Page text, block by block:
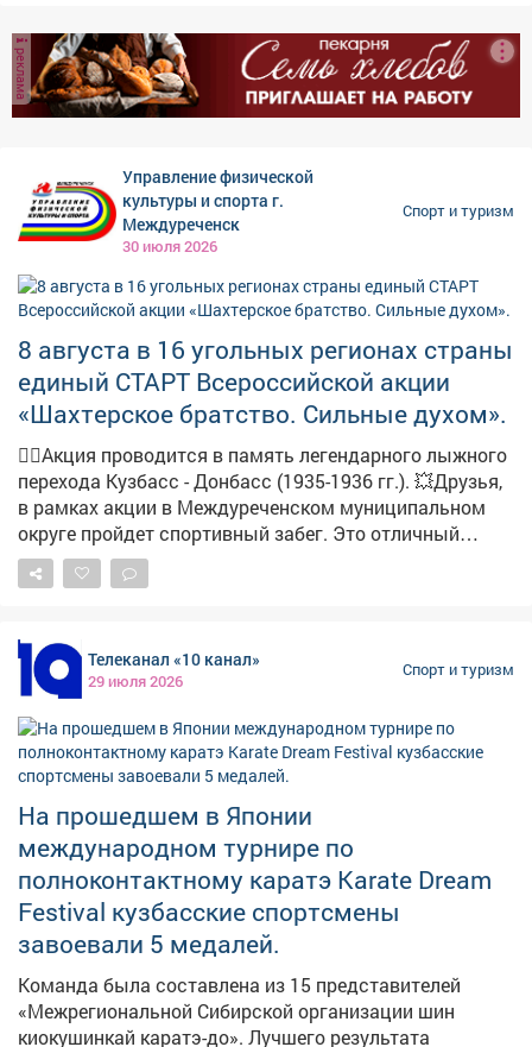
волейбол 🏅 Уголок «ГТО» 🥳 Победителей и призёров
награждаем призами! Не пропусти главный
спортивный день лета!
реклама
Управление физической
культуры и спорта г.
Междуреченск
30 июля 2026
Спорт и туризм
8 августа в 16 угольных регионах страны
единый СТАРТ Всероссийской акции
«Шахтерское братство. Сильные духом».
🏃‍♀️Акция проводится в память легендарного лыжного
перехода Кузбасс - Донбасс (1935-1936 гг.). 💥Друзья,
в рамках акции в Междуреченском муниципальном
округе пройдет спортивный забег. Это отличный
повод провести время с пользой, зарядиться энергией
и поддержать спортивные традиции нашего региона.
Приглашаем всех желающих 8 августа! Встречаемся у
Мемориала шахтерской славы! 🕙 Сбор участников и
гостей мероприятия : 09:30 🕤 Торжественное
открытие мероприятия: 10:00 🕚 Старт на 2 км: 10:20
Есть вопросы? Звоните: 8 (38475) 2-10-09. До встречи
на старте! #шахтерскоебратство
Телеканал «10 канал»
29 июля 2026
Спорт и туризм
На прошедшем в Японии
международном турнире по
полноконтактному каратэ Karate Dream
Festival кузбасские спортсмены
завоевали 5 медалей.
Команда была составлена из 15 представителей
«Межрегиональной Сибирской организации шин
киокушинкай каратэ-до». Лучшего результата